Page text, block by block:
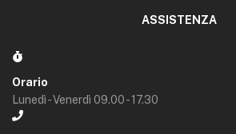
ASSISTENZA
Orario
Lunedì - Venerdì 09.00 - 17.30